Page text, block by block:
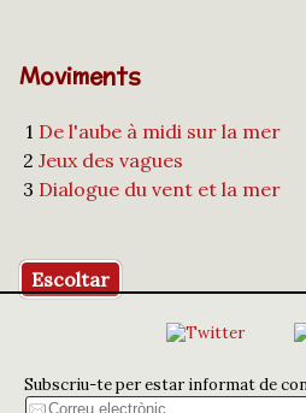
Moviments
1 De l'aube à midi sur la mer
2 Jeux des vagues
3 Dialogue du vent et la mer
Escoltar
Subscriu-te per estar informat de